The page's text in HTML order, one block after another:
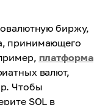
биржу,
принимающего
платформа
валют,
Чтобы
SOL в